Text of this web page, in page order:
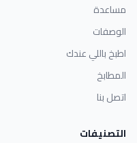
مساعدة
الوصفات
اطبخ باللي عندك
المطابخ
اتصل بنا
التصنيفات